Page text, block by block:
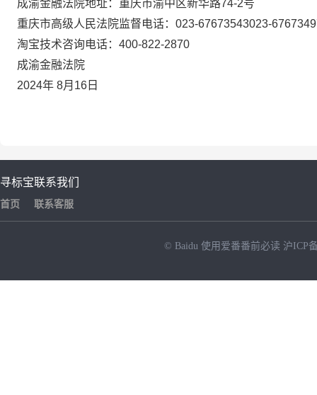
成渝金融法院地址：重庆市渝中区新华路74-2号
重庆市高级人民法院监督电话： 023-67673543023-
淘宝技术咨询电话： 400-822-2870
成渝金融法院
2024年 8月 16 日
寻标宝
首页
联系我们
联系客服
© Baidu 使用爱番番前必读 沪ICP